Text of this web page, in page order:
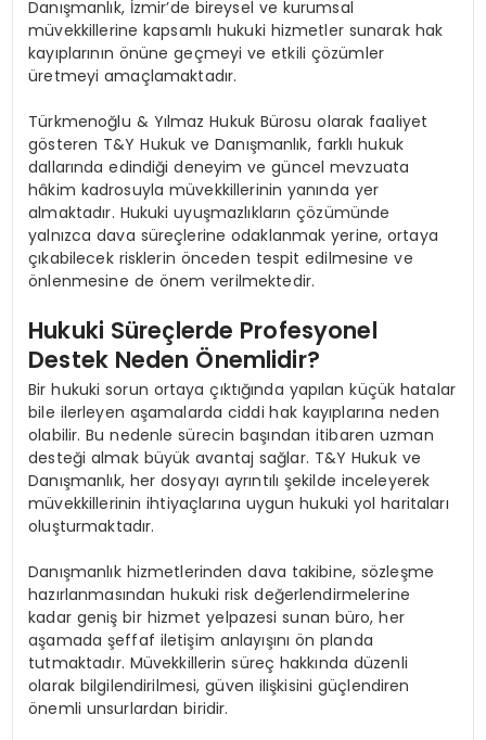
Danışmanlık, İzmir’de bireysel ve kurumsal
müvekkillerine kapsamlı hukuki hizmetler sunarak hak
kayıplarının önüne geçmeyi ve etkili çözümler
üretmeyi amaçlamaktadır.
Türkmenoğlu & Yılmaz Hukuk Bürosu olarak faaliyet
gösteren T&Y Hukuk ve Danışmanlık, farklı hukuk
dallarında edindiği deneyim ve güncel mevzuata
hâkim kadrosuyla müvekkillerinin yanında yer
almaktadır. Hukuki uyuşmazlıkların çözümünde
yalnızca dava süreçlerine odaklanmak yerine, ortaya
çıkabilecek risklerin önceden tespit edilmesine ve
önlenmesine de önem verilmektedir.
Hukuki Süreçlerde Profesyonel
Destek Neden Önemlidir?
Bir hukuki sorun ortaya çıktığında yapılan küçük hatalar
bile ilerleyen aşamalarda ciddi hak kayıplarına neden
olabilir. Bu nedenle sürecin başından itibaren uzman
desteği almak büyük avantaj sağlar. T&Y Hukuk ve
Danışmanlık, her dosyayı ayrıntılı şekilde inceleyerek
müvekkillerinin ihtiyaçlarına uygun hukuki yol haritaları
oluşturmaktadır.
Danışmanlık hizmetlerinden dava takibine, sözleşme
hazırlanmasından hukuki risk değerlendirmelerine
kadar geniş bir hizmet yelpazesi sunan büro, her
aşamada şeffaf iletişim anlayışını ön planda
tutmaktadır. Müvekkillerin süreç hakkında düzenli
olarak bilgilendirilmesi, güven ilişkisini güçlendiren
önemli unsurlardan biridir.